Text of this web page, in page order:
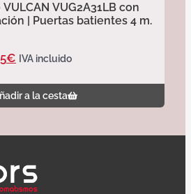
VUG2A31LB con
| Puertas batientes 4 m.
€ IVA incluido
a la cesta